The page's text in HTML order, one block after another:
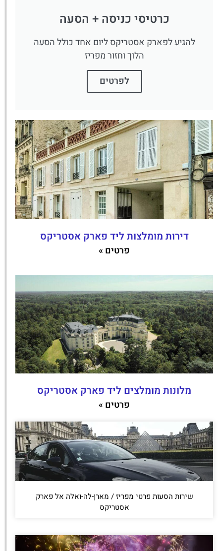
כרטיסי כניסה + הסעה
להגיע לפארק אסטריקס ליום אחד כולל הסעה
הלוך וחזור מפריז
לפרטים
דירות מומלצות ליד פארק אסטריקס
פרטים »
מלונות מומלצים ליד פארק אסטריקס
פרטים »
שירות הסעות פרטי מפריז / מארן-לה-ואלה אל פארק
אסטריקס